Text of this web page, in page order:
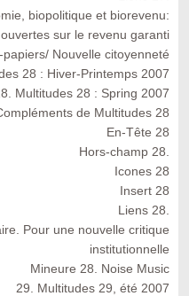
biopolitique et biorevenu:
sur le revenu garanti
Nouvelle citoyenneté
28 : Hiver-Printemps 2007
Multitudes 28 : Spring 2007
de Multitudes 28
En-Tête 28
Hors-champ 28.
Icones 28
Insert 28
Liens 28.
Pour une nouvelle critique
institutionnelle
Mineure 28. Noise Music
29. Multitudes 29, été 2007